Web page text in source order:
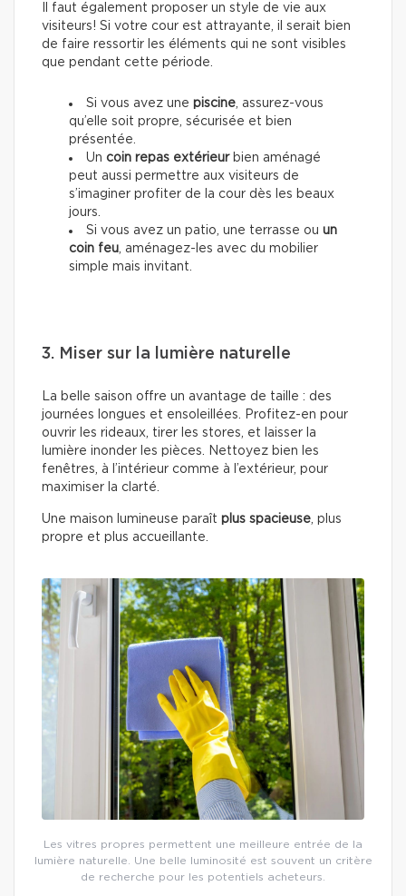
Il faut également proposer un style de vie aux
visiteurs! Si votre cour est attrayante, il serait bien
de faire ressortir les éléments qui ne sont visibles
que pendant cette période.
Si vous avez une piscine , assurez-vous
qu’elle soit propre, sécurisée et bien
présentée.
Un coin repas extérieurbien aménagé
peut aussi permettre aux visiteurs de
s’imaginer profiter de la cour dès les beaux
jours.
Si vous avez un patio, une terrasse ou un
coin feu , aménagez-les avec du mobilier
simple mais invitant.
3. Miser sur la lumière naturelle
La belle saison offre un avantage de taille : des
journées longues et ensoleillées. Profitez-en pour
ouvrir les rideaux, tirer les stores, et laisser la
lumière inonder les pièces. Nettoyez bien les
fenêtres, à l’intérieur comme à l’extérieur, pour
maximiser la clarté.
Une maison lumineuse paraît plus spacieuse , plus
propre et plus accueillante.
Les vitres propres permettent une meilleure entrée de la
lumière naturelle. Une belle luminosité est souvent un critère
de recherche pour les potentiels acheteurs.